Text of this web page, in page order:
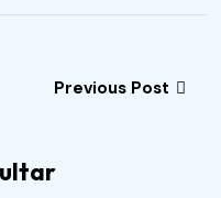
Previous Post